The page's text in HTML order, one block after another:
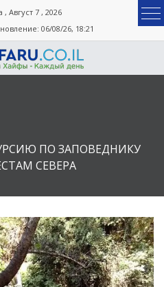
, Август 7 , 2026
06/08/26, 18:21
ПО ЗАПОВЕДНИКУ
СЕВЕРА